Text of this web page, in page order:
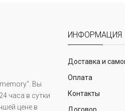
Вы
часа в сутки
цене в
ИНФОРМАЦИЯ
Доставка и
Оплата
Контакты
Договор